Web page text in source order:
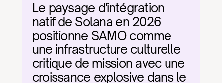
Le paysage d'intégration
natif de Solana en 2026
positionne SAMO comme
une infrastructure culturelle
critique de mission avec une
croissance explosive dans le